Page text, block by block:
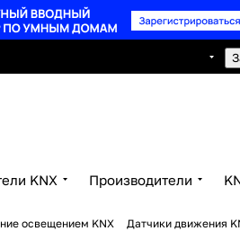
KNX Производители
освещением KNX Датчики движения